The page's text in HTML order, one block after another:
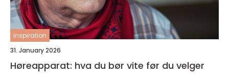
inspiration
31. January 2026
Høreapparat: hva du bør vite før du velger